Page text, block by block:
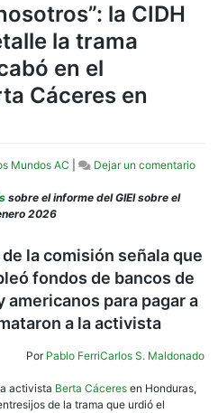
la CIDH
la trama
en el
Cáceres en
Mundos AC Dejar un comentarioen
la
al
que
sobre el informe del GIEI sobre el
2026
la comisión señala que
fondos de bancos de
para pagar a
a la activista
Por Pablo FerriCarlos S. Maldonado
activista Berta Cáceres en Honduras,
de la trama que urdió el